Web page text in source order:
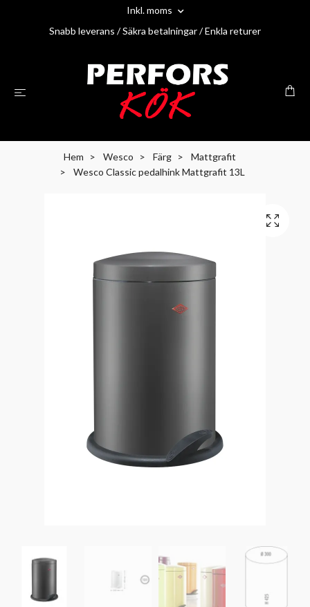
Inkl. moms
Snabb leverans / Säkra betalningar / Enkla returer
Hem Wesco Färg
Mattgrafit
Wesco Classic pedalhink Mattgrafit 13L